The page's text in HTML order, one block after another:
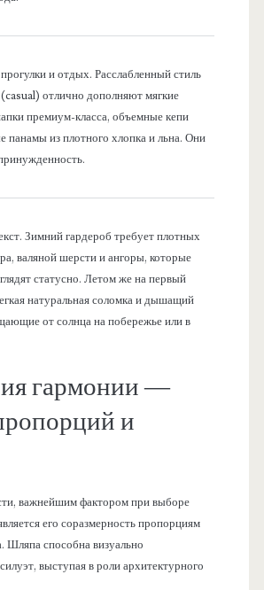
и отдых. Расслабленный стиль
отлично дополняют мягкие
премиум-класса, объемные кепи
панамы из плотного хлопка и льна. Они
Зимний гардероб требует плотных
валяной шерсти и ангоры, которые
статусно. Летом же на первый
натуральная соломка и дышащий
от солнца на побережье или в
гармонии —
и
важнейшим фактором при выборе
его соразмерность пропорциям
Шляпа способна визуально
выступая в роли архитектурного